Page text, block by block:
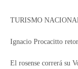
TURISMO
Ignacio Procacitto
El rosense correrá su